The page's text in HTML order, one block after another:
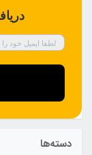
دسته‌ها